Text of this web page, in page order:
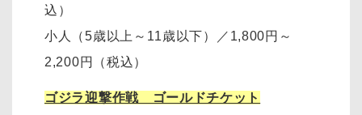
込）
小人（5歳以上～11歳以下）
／ 1,800円～
2,200円
（税込）
ゴジラ迎撃作戦 ゴールドチケット